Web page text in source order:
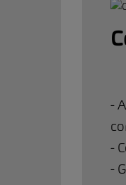
-
-
-